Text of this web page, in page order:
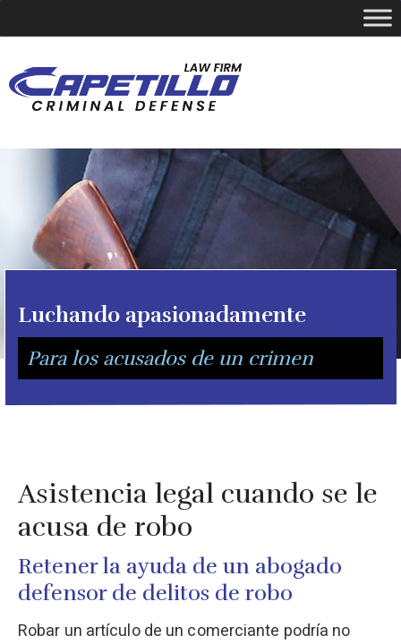
YOUR LOCAL CRIMINAL DEFENSE ATTORNEY
Call Today
346-249-5544
Luchando apasionadamente
Para los acusados de un crimen
Asistencia legal cuando se le
acusa de robo
Retener la ayuda de un abogado
defensor de delitos de robo
Robar un artículo de un comerciante podría no